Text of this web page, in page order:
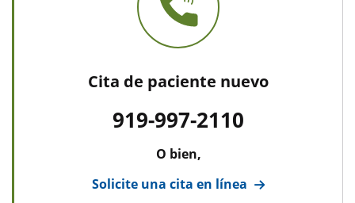
Cita de paciente nuevo
919-997-2110
O bien,
Solicite una cita en línea